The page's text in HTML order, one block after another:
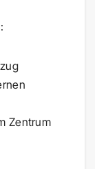
Zentrum